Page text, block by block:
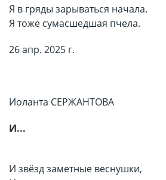
Я в гряды зарываться начала.
Я тоже сумасшедшая пчела.
26 апр. 2025 г.
Иоланта СЕРЖАНТОВА
И...
И звёзд заметные веснушки,